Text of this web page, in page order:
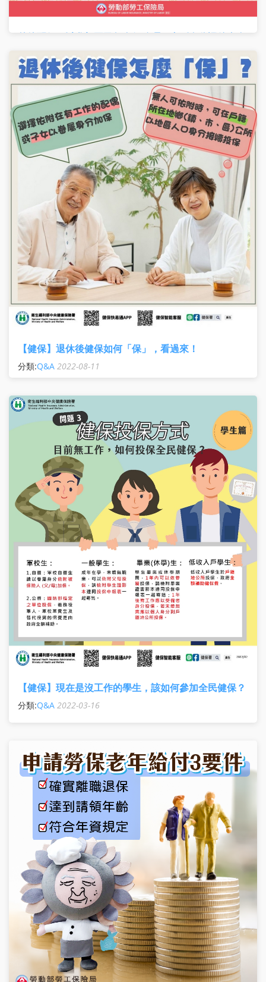
外籍配偶可以參加國民年金保險嗎？拿到身分證後會自
動加保嗎？
分類:Q&A 2026-07-07
「我是外籍配偶，最近剛取得台灣身分證，需要自己申請國民
年金嗎？」 這是許多人常問的問題。 答案是不用！ 只要外籍
配偶已經在台灣設有戶籍、取得國民身分證，並符合國民年金
保險的加
【健保】退休後健保如何「保」，看過來！
分類:Q&A 2022-08-11
保 呢？是許多人退休後常遇到的問題 退休續保單位可分為兩
種情況，請看 【情況1】：只要您的 配偶 或 子女 仍 在職 上
班，須以
【健保】現在是沒工作的學生，該如何參加全民健保？
分類:Q&A 2022-03-16
學)生→學生畢業或休學一年內可以依附眷屬投保，一年